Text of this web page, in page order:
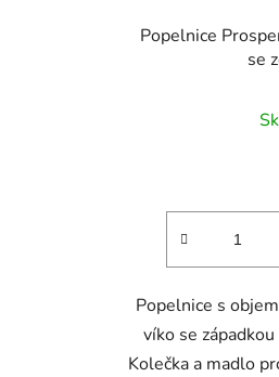
Popelnice
se
Popelnice s
víko se
Kolečka a madlo